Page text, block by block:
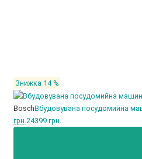
Знижка 14 %
BoschВбудовувана посудомийна
грн. 24399 грн.